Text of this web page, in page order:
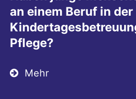
an einem Beruf in der
Pflege?
Mehr